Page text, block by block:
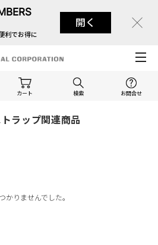
利でお得に
開く
カート 検索 お問合せ
ラップ関連商品
かりませんでした。